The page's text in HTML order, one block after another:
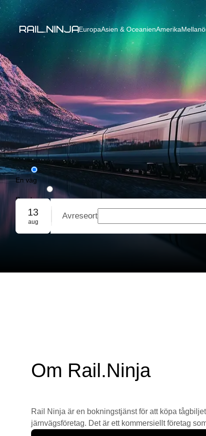
EuropaAsien & OceanienAmerika
En väg
Rundresa
Gruppbokning
13
aug
Avreseort
Om Rail.Ninja
Rail Ninja är en bokningstjänst för att köpa
järnvägsföretag. Det är ett kommersiellt företag